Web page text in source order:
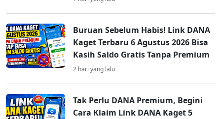
Buruan Sebelum Habis! Link DANA
Kaget Terbaru 6 Agustus 2026 Bisa
Kasih Saldo Gratis Tanpa Premium
2 hari yang lalu
Tak Perlu DANA Premium, Begini
Cara Klaim Link DANA Kaget 5